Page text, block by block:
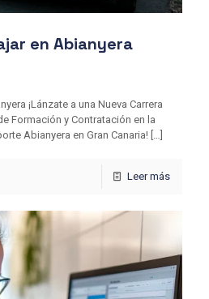
en Abianyera
¡Lánzate a una Nueva Carrera
Formación y Contratación en la
Abianyera en Gran Canaria! […]
Leer más